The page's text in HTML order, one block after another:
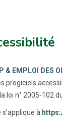
& EMPLOI DES
progiciels
loi n° 2005-102
à